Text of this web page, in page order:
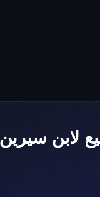
لابن سيرين